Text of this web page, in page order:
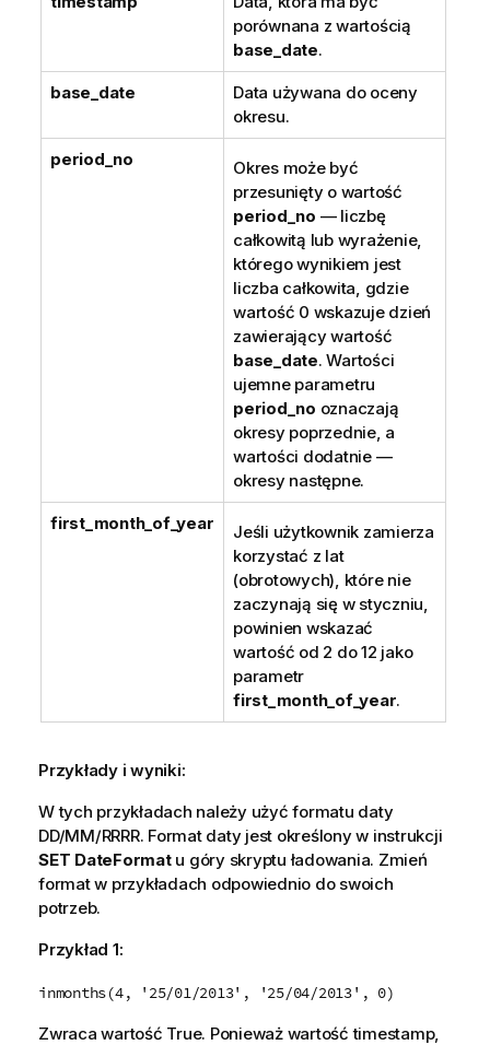
porównana z wartością
base_date.
base_date
Data używana do oceny
okresu.
period_no
Okres może być
przesunięty o wartość
period_no — liczbę
całkowitą lub wyrażenie,
którego wynikiem jest
liczba całkowita, gdzie
wartość 0 wskazuje dzień
zawierający wartość
base_date. Wartości
ujemne parametru
period_no oznaczają
okresy poprzednie, a
wartości dodatnie —
okresy następne.
first_month_of_year
Jeśli użytkownik zamierza
korzystać z lat
(obrotowych), które nie
zaczynają się w styczniu,
powinien wskazać
wartość od 2 do 12 jako
parametr
first_month_of_year.
Przykłady i wyniki:
W tych przykładach należy użyć formatu daty
DD/MM/RRRR. Format daty jest określony w instrukcji
SET DateFormatu góry skryptu ładowania. Zmień
format w przykładach odpowiednio do swoich
potrzeb.
Przykład 1:
inmonths(4, '25/01/2013', '25/04/2013', 0)
Zwraca wartość True. Ponieważ wartośćtimestamp,